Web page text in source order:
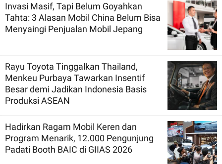
Invasi Masif, Tapi Belum Goyahkan
Tahta: 3 Alasan Mobil China Belum Bisa
Menyaingi Penjualan Mobil Jepang
Rayu Toyota Tinggalkan Thailand,
Menkeu Purbaya Tawarkan Insentif
Besar demi Jadikan Indonesia Basis
Produksi ASEAN
Hadirkan Ragam Mobil Keren dan
Program Menarik, 12.000 Pengunjung
Padati Booth BAIC di GIIAS 2026